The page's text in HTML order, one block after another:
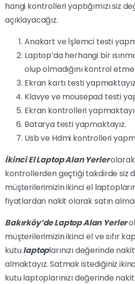
hangi kontrolleri yaptığımızı siz
açıklayacağız.
Anakart ve İşlemci testi
Laptop’da herhangi bir
olup olmadığını kontrol
Ekran kartı testi
Klavye ve mousepad testi
Ekran kontrolleri
Batarya testi yapmaktayız.
Usb ve Hdmi kontrolleri
İkinci El Laptop Alan Yerlerolarak
kontrollerden geçtiği takdirde siz
müşterilerimizin ikinci el
fiyatlardan nakit olarak satın
Bakırköy’de Laptop Alan Yerler
müşterilerimizin ikinci el ve sıfır
kutulaptoplarınızı değerinde
almaktayız. Satmak istediğiniz
kutu laptoplarınızı değerinde